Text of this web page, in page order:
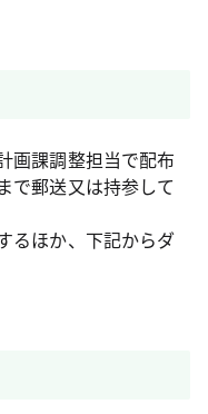
画課調整担当で配布
で郵送又は持参して
るほか、下記からダ